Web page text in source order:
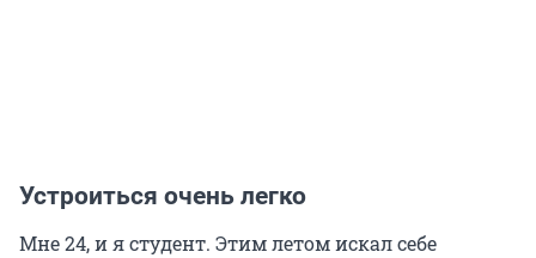
Устроиться очень легко
Мне 24, и я студент. Этим летом искал себе